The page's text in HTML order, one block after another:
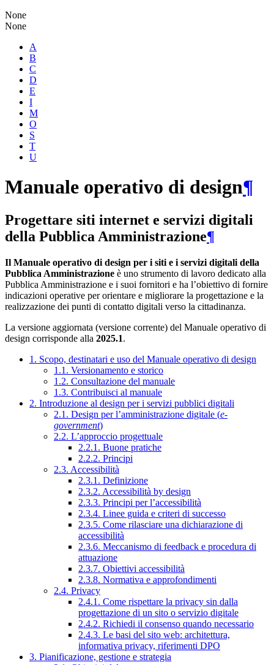
None
None
A
B
C
D
E
I
M
O
S
T
U
Manuale operativo di design¶
Progettare siti internet e servizi digitali
della Pubblica Amministrazione¶
Il Manuale operativo di design per i siti e i servizi digitali della
Pubblica Amministrazione è uno strumento di lavoro dedicato alla
Pubblica Amministrazione e i suoi fornitori e ha l’obiettivo di fornire
indicazioni operative per orientare e migliorare la progettazione e la
realizzazione dei punti di contatto digitali verso la cittadinanza.
La versione aggiornata (versione corrente) del Manuale operativo di
design corrisponde alla 2025.1.
1. Scopo, destinatari e uso del Manuale operativo di design
1.1. Versionamento e storico
1.2. Consultazione del manuale
1.3. Contribuisci al manuale
2. Introduzione al design per i servizi pubblici digitali
2.1. Design per l’amministrazione digitale (e-
government)
2.2. L’approccio progettuale
2.2.1. Buone pratiche
2.2.2. Principi
2.3. Accessibilità
2.3.1. Definizione
2.3.2. Accessibilità by design
2.3.3. Principi per l’accessibilità
2.3.4. Linee guida e criteri di successo
2.3.5. Come rilasciare una dichiarazione di
accessibilità
2.3.6. Meccanismo di feedback e procedura di
attuazione
2.3.7. Obiettivi accessibilità
2.3.8. Normativa e approfondimenti
2.4. Privacy
2.4.1. Come rispettare la privacy sin dalla
progettazione di un sito o servizio digitale
2.4.2. Richiedi il consenso quando necessario
2.4.3. Le basi del sito web: architettura,
informativa privacy, riferimenti DPO
3. Pianificazione, gestione e strategia